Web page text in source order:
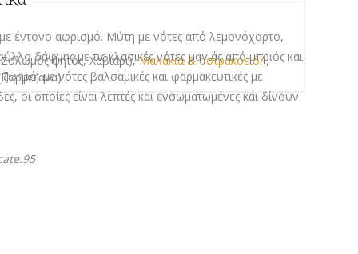
ψητός, Χαβιάρι),Μαλάκια & οστρακοειδή,
έντονο αφρισμό. Μύτη μενότες απόλεμονόχορτο,
δάφνης με τις κλασικές νότες μαγιάς απόμπριός και
με νότες βαλσαμικές και φαρμακευτικές με
οι οποίες είναι λεπτές και ενσωματωμένες και δίνουν